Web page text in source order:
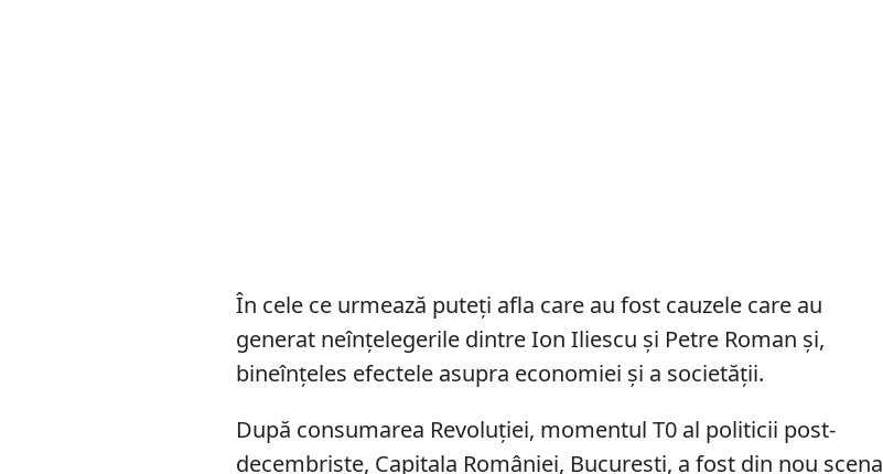
În cele ce urmează puteți afla care au fost cauzele care au
generat neînțelegerile dintre Ion Iliescu și Petre Roman și,
bineînțeles efectele asupra economiei și a societății.
După consumarea Revoluției, momentul T0 al politicii post-
decembriste, Capitala României, București, a fost din nou scena